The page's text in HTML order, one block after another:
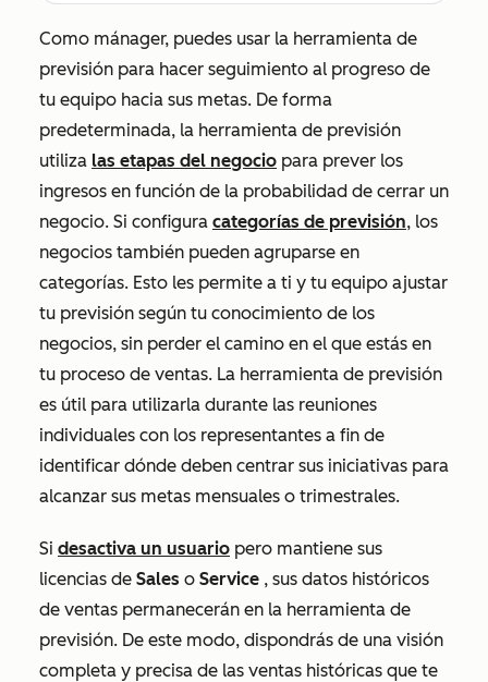
Como mánager, puedes usar la herramienta de
previsión para hacer seguimiento al progreso de
tu equipo hacia sus metas. De forma
predeterminada, la herramienta de previsión
utiliza las etapas del negocio para prever los
ingresos en función de la probabilidad de cerrar un
negocio. Si configura categorías de previsión, los
negocios también pueden agruparse en
categorías. Esto les permite a ti y tu equipo ajustar
tu previsión según tu conocimiento de los
negocios, sin perder el camino en el que estás en
tu proceso de ventas. La herramienta de previsión
es útil para utilizarla durante las reuniones
individuales con los representantes a fin de
identificar dónde deben centrar sus iniciativas para
alcanzar sus metas mensuales o trimestrales.
Si desactiva un usuario pero mantiene sus
licencias de Sales o Service , sus datos históricos
de ventas permanecerán en la herramienta de
previsión. De este modo, dispondrás de una visión
completa y precisa de las ventas históricas que te